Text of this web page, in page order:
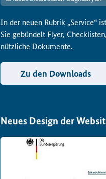
In der neuen Rubrik „Service“
Sie gebündelt Flyer,
nützliche Dokumente.
Zu den Downloads
Neues Design der